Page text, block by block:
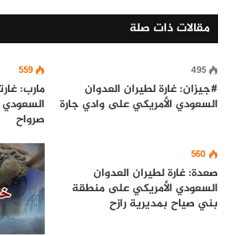
مقالات ذات صلة
495
#جيزان: غارة لطيران العدوان
السعودي الأمريكي على وادي جارة
559
مارب:
السعودي
صرواح
560
صعدة: غارة لطيران العدوان
السعودي الأمريكي على منطقة
بني صياح بمديرية رازح